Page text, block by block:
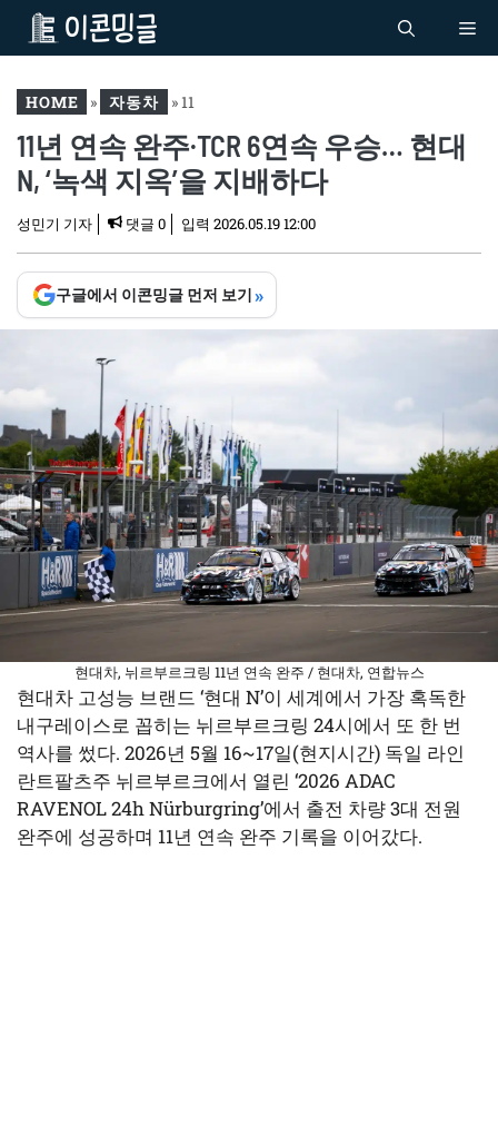
로 HOME » 자동차 »11
년 연속 완주·TCR 6연속 우
승… 현대 N, ‘녹색 지옥’을
지배하다
11년 연속 완주·TCR 6연속 우승… 현대
N, ‘녹색 지옥’을 지배하다
성민기 기자 댓글 0 입력 2026.05.19 12:00
구글에서 이콘밍글 먼저 보기»
현대차, 뉘르부르크링 11년 연속 완주 / 현대차, 연합뉴스
현대차 고성능 브랜드 ‘현대 N’이 세계에서 가장 혹독한
내구레이스로 꼽히는 뉘르부르크링 24시에서 또 한 번
역사를 썼다. 2026년 5월 16~17일(현지시간) 독일 라인
란트팔츠주 뉘르부르크에서 열린 ‘2026 ADAC
RAVENOL 24h Nürburgring’에서 출전 차량 3대 전원
완주에 성공하며 11년 연속 완주 기록을 이어갔다.